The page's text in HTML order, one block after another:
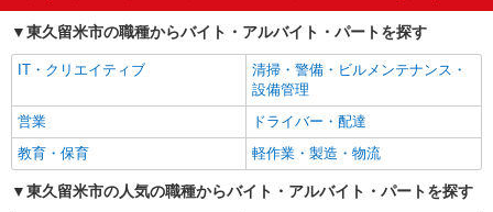
経験者・有資格者歓迎
新卒・第二新卒歓迎
女性活躍中
主婦・主夫歓迎
フリーター歓迎
学歴不問
ブランクOK
ミドル（40代～）活躍中
エルダー（50代～）活躍中
シニア（60代～）活躍中
高収入・高額
ボーナス・賞与あり
昇給あり
完全週休2日制
東久留米市の職種からバイト・アルバイト・パートを探す
IT・クリエイティブ
清掃・警備・ビルメンテナンス・
設備管理
営業
ドライバー・配達
教育・保育
軽作業・製造・物流
東久留米市の人気の職種からバイト・アルバイト・パートを探す